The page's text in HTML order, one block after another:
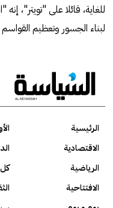
للغاية، قائلا على "تويتر"،
لبناء الجسور وتعظيم
الرئيسية
الاقتصادية
الرياضية
كل
الافتتاحية